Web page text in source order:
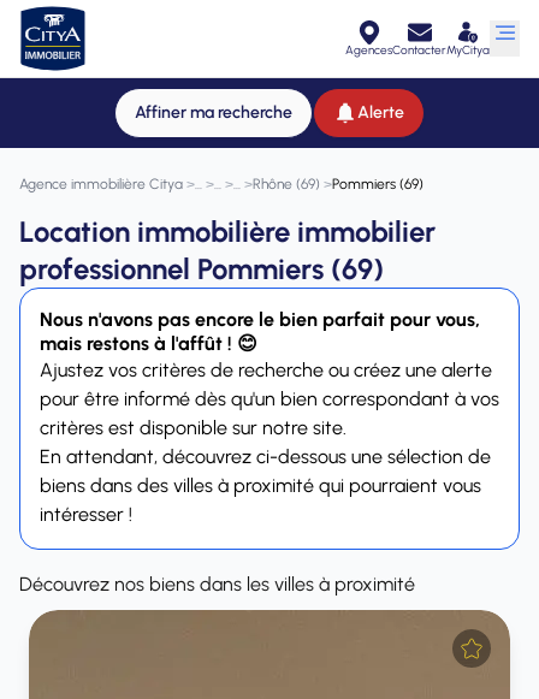
AgencesContacterMyCitya
Affiner ma recherche Alerte
Agence immobilière Citya > > > >Rhône (69) >Pommiers (69)
Location immobilière immobilier
professionnel Pommiers (69)
Nous n'avons pas encore le bien parfait pour vous,
mais restons à l'affût ! 😊
Ajustez vos critères de recherche ou créez une alerte
pour être informé dès qu'un bien correspondant à vos
critères est disponible sur notre site.
En attendant, découvrez ci-dessous une sélection de
biens dans des villes à proximité qui pourraient vous
intéresser !
Découvrez nos biens dans les villes à proximité